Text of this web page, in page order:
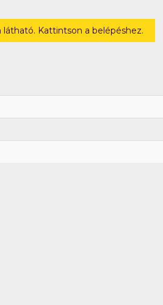
Kattintson a belépéshez.